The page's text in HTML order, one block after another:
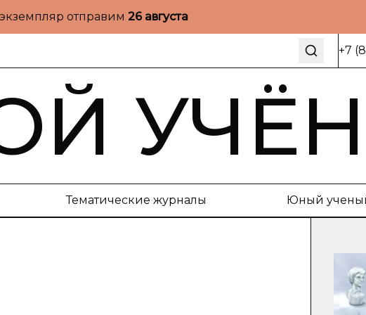
отправим 26 августа
+7
Тематические журналы Юный